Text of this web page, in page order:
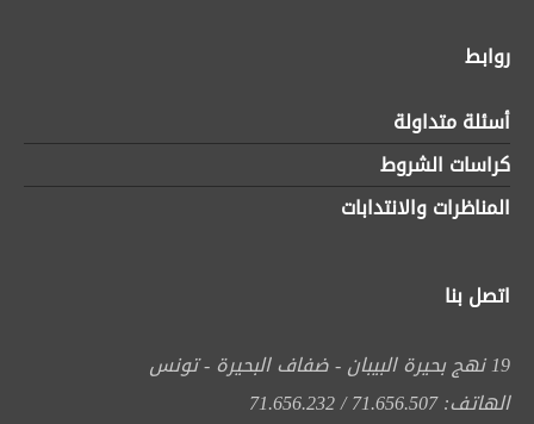
روابط
أسئلة متداولة
كراسات الشروط
المناظرات والانتدابات
اتصل بنا
19 نهج بحيرة البيبان - ضفاف البحيرة - تونس
الهاتف: 71.656.507 / 71.656.232